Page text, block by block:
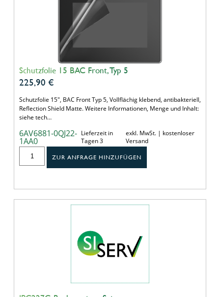
Schutzfolie 15 BAC Front, Typ 5
225,90 €
Schutzfolie 15", BAC Front Typ 5, Vollflächig klebend, antibakteriell,
Reflection Shield Matte. Weitere Informationen, Menge und Inhalt:
siehe tech…
6AV6881-0QJ22-
1AA0
Lieferzeit in
Tagen 3
exkl. MwSt. | kostenloser
Versand
ZUR ANFRAGE HINZUFÜGEN